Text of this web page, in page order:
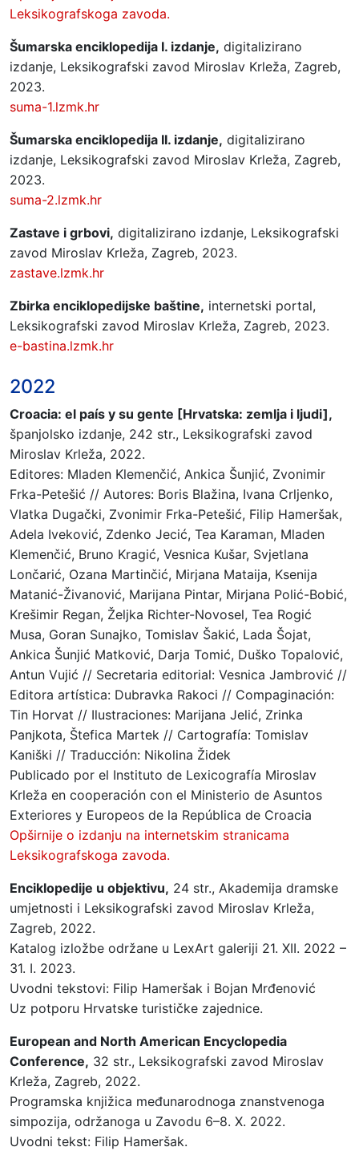
Leksikografskoga zavoda.
Šumarska enciklopedija I. izdanje, digitalizirano
izdanje, Leksikografski zavod Miroslav Krleža, Zagreb,
2023.
suma-1.lzmk.hr
Šumarska enciklopedija II. izdanje, digitalizirano
izdanje, Leksikografski zavod Miroslav Krleža, Zagreb,
2023.
suma-2.lzmk.hr
Zastave i grbovi, digitalizirano izdanje, Leksikografski
zavod Miroslav Krleža, Zagreb, 2023.
zastave.lzmk.hr
Zbirka enciklopedijske baštine, internetski portal,
Leksikografski zavod Miroslav Krleža, Zagreb, 2023.
e-bastina.lzmk.hr
2022
Croacia: el país y su gente [Hrvatska: zemlja i ljudi],
španjolsko izdanje, 242 str., Leksikografski zavod
Miroslav Krleža, 2022.
Editores: Mladen Klemenčić, Ankica Šunjić, Zvonimir
Frka-Petešić // Autores: Boris Blažina, Ivana Crljenko,
Vlatka Dugački, Zvonimir Frka-Petešić, Filip Hameršak,
Adela Iveković, Zdenko Jecić, Tea Karaman, Mladen
Klemenčić, Bruno Kragić, Vesnica Kušar, Svjetlana
Lončarić, Ozana Martinčić, Mirjana Mataija, Ksenija
Matanić-Živanović, Marijana Pintar, Mirjana Polić-Bobić,
Krešimir Regan, Željka Richter-Novosel, Tea Rogić
Musa, Goran Sunajko, Tomislav Šakić, Lada Šojat,
Ankica Šunjić Matković, Darja Tomić, Duško Topalović,
Antun Vujić // Secretaria editorial: Vesnica Jambrović //
Editora artística: Dubravka Rakoci // Compaginación:
Tin Horvat // Ilustraciones: Marijana Jelić, Zrinka
Panjkota, Štefica Martek // Cartografía: Tomislav
Kaniški // Traducción: Nikolina Židek
Publicado por el Instituto de Lexicografía Miroslav
Krleža en cooperación con el Ministerio de Asuntos
Exteriores y Europeos de la República de Croacia
Opširnije o izdanju na internetskim stranicama
Leksikografskoga zavoda.
Enciklopedije u objektivu, 24 str., Akademija dramske
umjetnosti i Leksikografski zavod Miroslav Krleža,
Zagreb, 2022.
Katalog izložbe održane u LexArt galeriji 21. XII. 2022 –
31. I. 2023.
Uvodni tekstovi: Filip Hameršak i Bojan Mrđenović
Uz potporu Hrvatske turističke zajednice.
European and North American Encyclopedia
Conference, 32 str., Leksikografski zavod Miroslav
Krleža, Zagreb, 2022.
Programska knjižica međunarodnoga znanstvenoga
simpozija, održanoga u Zavodu 6–8. X. 2022.
Uvodni tekst: Filip Hameršak.